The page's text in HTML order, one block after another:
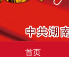
首页